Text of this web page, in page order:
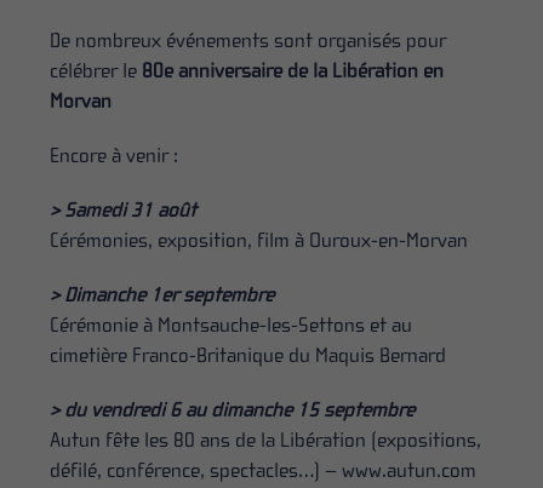
De nombreux événements sont organisés pour
célébrer le 80e anniversaire de la Libération en
Morvan
Encore à venir :
> Samedi 31 août
Cérémonies, exposition, film à Ouroux-en-Morvan
> Dimanche 1er septembre
Cérémonie à Montsauche-les-Settons et au
cimetière Franco-Britanique du Maquis Bernard
> du vendredi 6 au dimanche 15 septembre
Autun fête les 80 ans de la Libération (expositions,
défilé, conférence, spectacles…) – www.autun.com